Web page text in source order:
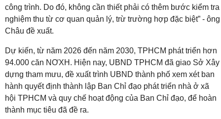
công trình. Do đó, không cần thiết phải có thêm bước kiểm tra
nghiệm thu từ cơ quan quản lý, trừ trường hợp đặc biệt” - ông
Châu đề xuất.
Dự kiến, từ năm 2026 đến năm 2030, TPHCM phát triển hơn
94.000 căn NƠXH. Hiện nay, UBND TPHCM đã giao Sở Xây
dựng tham mưu, đề xuất trình UBND thành phố xem xét ban
hành quyết định thành lập Ban Chỉ đạo phát triển nhà ở xã
hội TPHCM và quy chế hoạt động của Ban Chỉ đạo, để hoàn
thành mục tiêu đã đề ra.